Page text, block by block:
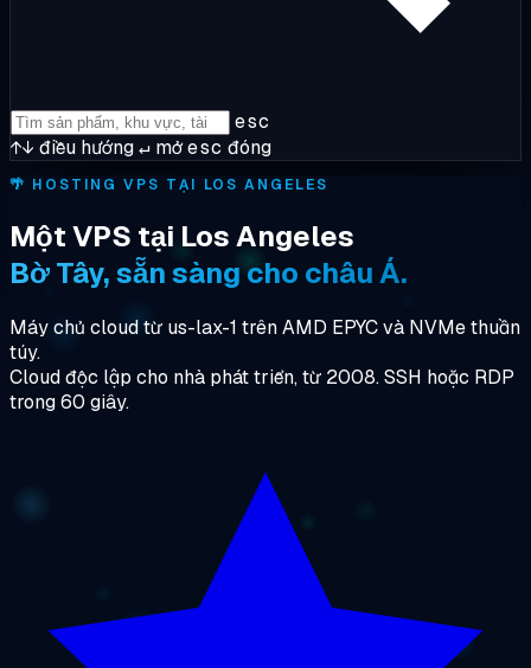
esc
↑↓ điều hướng↵ mởesc đóng
🌴 HOSTING VPS TẠI LOS ANGELES
Một VPS tại Los Angeles
Bờ Tây, sẵn sàng cho châu Á.
Máy chủ cloud từ us-lax-1 trên AMD EPYC và NVMe thuần
túy.
Cloud độc lập cho nhà phát triển, từ 2008. SSH hoặc RDP
trong 60 giây.